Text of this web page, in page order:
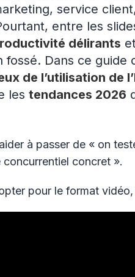
service
entre les
délirants
fossé. Dans ce guide
de l’utilisation de
les tendances 2026
à passer de « on
concurrentiel concret ».
pour le format vidéo,